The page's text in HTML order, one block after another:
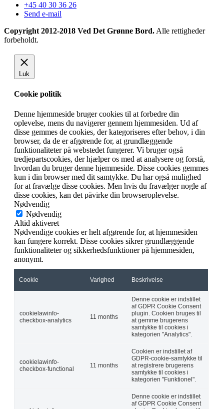
+45 40 30 36 26
Send e-mail
Copyright 2012-2018 Ved Det Grønne Bord. Alle rettigheder
forbeholdt.
Luk
Cookie politik
Denne hjemmeside bruger cookies til at forbedre din
oplevelse, mens du navigerer gennem hjemmesiden. Ud af
disse gemmes de cookies, der kategoriseres efter behov, i din
browser, da de er afgørende for, at grundlæggende
funktionaliteter på webstedet fungerer. Vi bruger også
tredjepartscookies, der hjælper os med at analysere og forstå,
hvordan du bruger denne hjemmeside. Disse cookies gemmes
kun i din browser med dit samtykke. Du har også mulighed
for at fravælge disse cookies. Men hvis du fravælger nogle af
disse cookies, kan det påvirke din browseroplevelse.
Nødvendig
Nødvendig
Altid aktiveret
Nødvendige cookies er helt afgørende for, at hjemmesiden
kan fungere korrekt. Disse cookies sikrer grundlæggende
funktionaliteter og sikkerhedsfunktioner på hjemmesiden,
anonymt.
Cookie Varighed Beskrivelse
cookielawinfo-
checkbox-analytics
11 months
Denne cookie er indstillet
af GDPR Cookie Consent
plugin. Cookien bruges til
at gemme brugerens
samtykke til cookies i
kategorien "Analytics".
cookielawinfo-
checkbox-functional
11 months
Cookien er indstillet af
GDPR-cookie-samtykke til
at registrere brugerens
samtykke til cookies i
kategorien "Funktionel".
Denne cookie er indstillet
af GDPR Cookie Consent